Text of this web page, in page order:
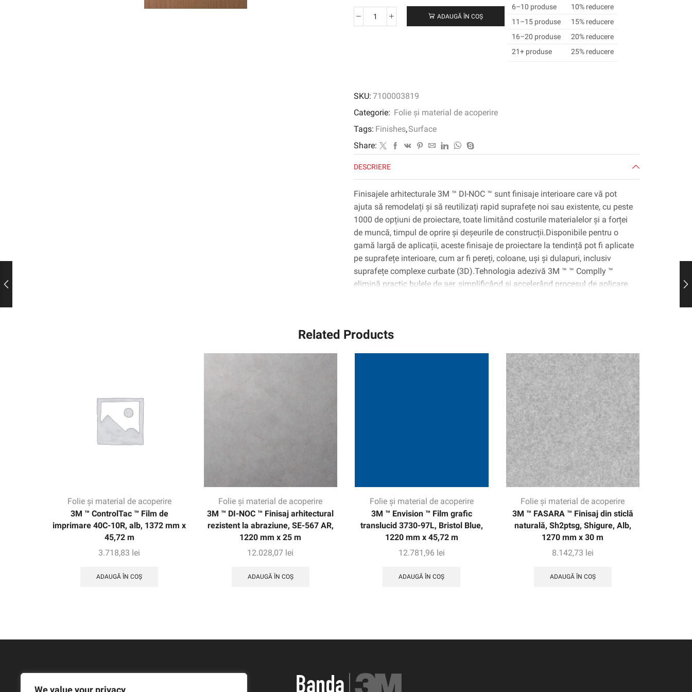
We value your privacy
Cantitate
arhitectural
cereale
lemn,
WG-
835,
1220
mm
x
50
ADAUGĂ ÎN COȘ
6–10 produse
10% reducere
11–15 produse
15% reducere
16–20 produse
20% reducere
21+ produse
25% reducere
SKU: 7100003819
Categorie: Folie și material de acoperire
Tags: Finishes,Surface
Share:
DESCRIERE
Finisajele arhitecturale 3M ™ DI-NOC ™ sunt finisaje interioare care vă pot
ajuta să remodelați și să reutilizați rapid suprafețe noi sau existente, cu peste
1000 de opțiuni de proiectare, toate limitând costurile materialelor și a forței
de muncă, timpul de oprire și deșeurile de construcții.Disponibile pentru o
gamă largă de aplicații, aceste finisaje de proiectare la tendință pot fi aplicate
pe suprafețe interioare, cum ar fi pereți, coloane, uși și dulapuri, inclusiv
suprafețe complexe curbate (3D).Tehnologia adezivă 3M ™ ™ Complly ™
elimină practic bulele de aer, simplificând și accelerând procesul de aplicare.
Related Products
Folie și material de acoperire
3M ™ ControlTac ™ Film de
imprimare 40C-10R, alb, 1372 mm x
45,72 m
3.718,83 lei
ADAUGĂ ÎN COȘ
Folie și material de acoperire
3M ™ DI-NOC ™ Finisaj arhitectural
rezistent la abraziune, SE-567 AR,
1220 mm x 25 m
12.028,07 lei
ADAUGĂ ÎN COȘ
Folie și material de acoperire
3M ™ Envision ™ Film grafic
translucid 3730-97L, Bristol Blue,
1220 mm x 45,72 m
12.781,96 lei
ADAUGĂ ÎN COȘ
Folie și material de acoperire
3M ™ FASARA ™ Finisaj din sticlă
naturală, Sh2ptsg, Shigure, Alb,
1270 mm x 30 m
8.142,73 lei
ADAUGĂ ÎN COȘ